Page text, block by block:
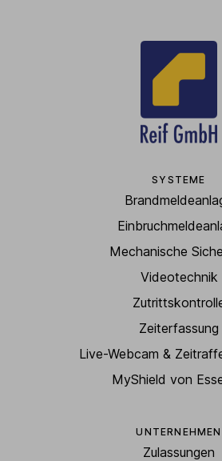
SYSTEME
Mechanische
Videotechnik
Zeiterfassung
Live-Webcam &
MyShield von
UNTERNEHMEN
Zulassungen